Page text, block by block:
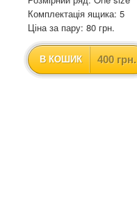
Комплектація ящика: 5
Ціна за пару: 80 грн.
В КОШИК 400 грн.